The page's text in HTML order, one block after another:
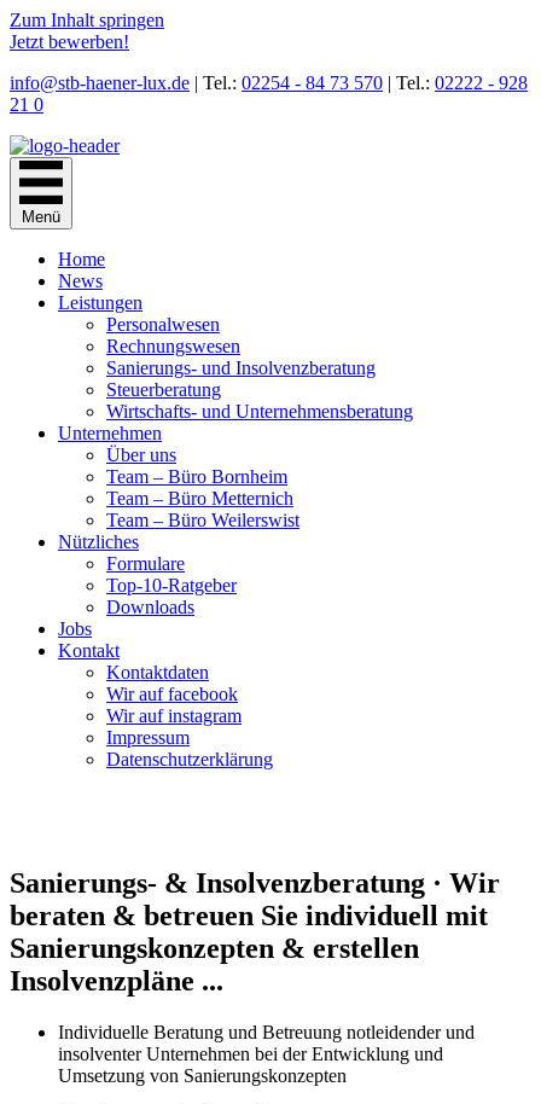
Zum Inhalt springen
Jetzt bewerben!
info@stb-haener-lux.de | Tel.: 02254 - 84 73 570 | Tel.: 02222 - 928
21 0
Menü
Home
News
Leistungen
Personal­wesen
Rechnungs­wesen
Sanierungs- und Insolvenz­beratung
Steuer­beratung
Wirtschafts- und Unternehmens­beratung
Unternehmen
Über uns
Team – Büro Bornheim
Team – Büro Metternich
Team – Büro Weilerswist
Nützliches
Formulare
Top-10-Ratgeber
Downloads
Jobs
Kontakt
Kontaktdaten
Wir auf facebook
Wir auf instagram
Impressum
Datenschutz­erklärung
Sanierungs- & Insolvenzberatung · Wir
beraten & betreuen Sie individuell mit
Sanierungskonzepten & erstellen
Insolvenzpläne ...
Individuelle Beratung und Betreuung notleidender und
insolventer Unternehmen bei der Entwicklung und
Umsetzung von Sanierungs­konzepten